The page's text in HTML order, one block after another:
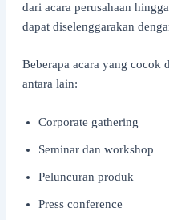
dari acara perusahaan
dapat diselenggarakan
Beberapa acara yang cocok
antara lain:
Corporate gathering
Seminar dan workshop
Peluncuran produk
Press conference